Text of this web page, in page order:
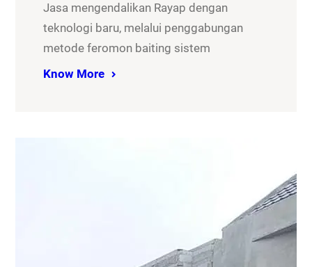
Jasa mengendalikan Rayap dengan
teknologi baru, melalui penggabungan
metode feromon baiting sistem
Know More